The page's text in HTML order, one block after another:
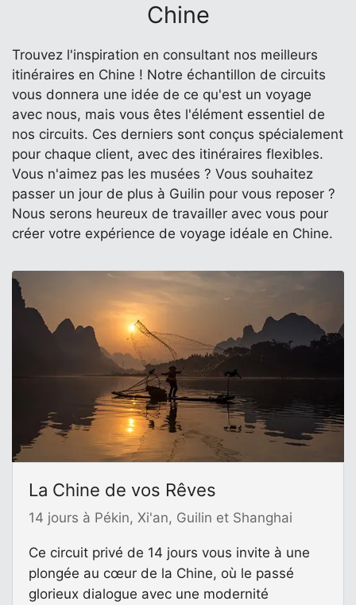
Chine
Trouvez l'inspiration en consultant nos meilleurs
itinéraires en Chine ! Notre échantillon de circuits
vous donnera une idée de ce qu'est un voyage
avec nous, mais vous êtes l'élément essentiel de
nos circuits. Ces derniers sont conçus spécialement
pour chaque client, avec des itinéraires flexibles.
Vous n'aimez pas les musées ? Vous souhaitez
passer un jour de plus à Guilin pour vous reposer ?
Nous serons heureux de travailler avec vous pour
créer votre expérience de voyage idéale en Chine.
La Chine de vos Rêves
14 jours à Pékin, Xi'an, Guilin et Shanghai
Ce circuit privé de 14 jours vous invite à une
plongée au cœur de la Chine, où le passé
glorieux dialogue avec une modernité